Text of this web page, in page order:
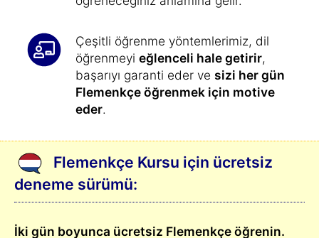
Çeşitli öğrenme yöntemlerimiz, dil
öğrenmeyi eğlenceli hale getirir,
başarıyı garanti eder ve sizi her gün
Flemenkçe öğrenmek için motive
eder.
Flemenkçe Kursu için ücretsiz
deneme sürümü:
İki gün boyunca ücretsiz Flemenkçe öğrenin.